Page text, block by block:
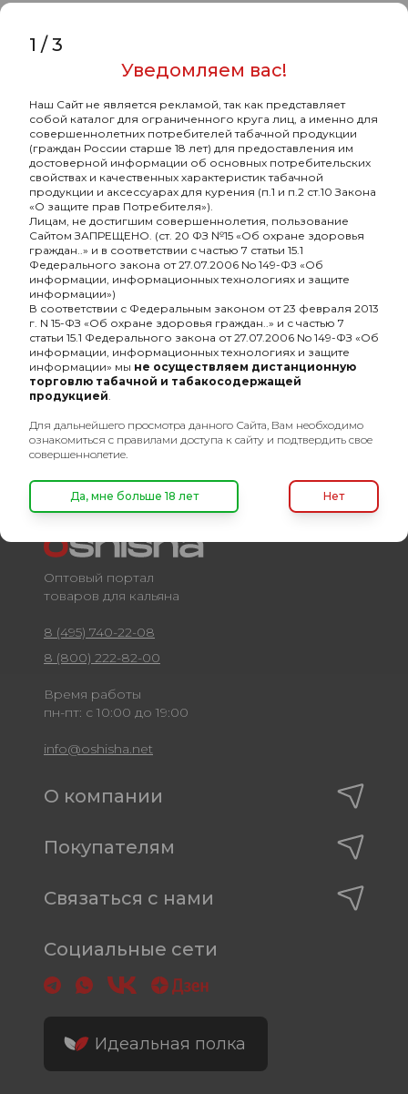
Цитрусовый фреш, 40 гр.
Бренд-Muassel
Страна-изготовитель-РОССИЯ
Граммовка, г-40
Крепость-средняя
Основа кальянной смеси- табачный лист
Состав кальянной смеси-микс
Разборный-Нет
безнал-Нет
Оптовый портал
товаров для кальяна
8 (495) 740-22-08
8 (800) 222-82-00
Время работы
пн-пт: с 10:00 до 19:00
info@oshisha.net
О компании
Покупателям
Связаться с нами
Социальные сети
Идеальная полка
1 /3
Уведомляем вас!
Наш Сайт не является рекламой, так как представляет
собой каталог для ограниченного круга лиц, а именно для
совершеннолетних потребителей табачной продукции
(граждан России старше 18 лет) для предоставления им
достоверной информации об основных потребительских
свойствах и качественных характеристик табачной
продукции и аксессуарах для курения (п.1 и п.2 ст.10 Закона
«О защите прав Потребителя»).
Лицам, не достигшим совершеннолетия, пользование
Сайтом ЗАПРЕЩЕНО. (ст. 20 ФЗ №15 «Об охране здоровья
граждан..» и в соответствии с частью 7 статьи 15.1
Федерального закона от 27.07.2006 No 149-ФЗ «Об
информации, информационных технологиях и защите
информации»)
В соответствии с Федеральным законом от 23 февраля 2013
г. N 15-ФЗ «Об охране здоровья граждан..» и с частью 7
статьи 15.1 Федерального закона от 27.07.2006 No 149-ФЗ «Об
информации, информационных технологиях и защите
информации» мы не осуществляем дистанционную
торговлю табачной и табакосодержащей
продукцией
Для дальнейшего просмотра данного Сайта, Вам необходимо
ознакомиться с правилами доступа к сайту и подтвердить свое
совершеннолетие.
Да, мне больше 18 лет Нет